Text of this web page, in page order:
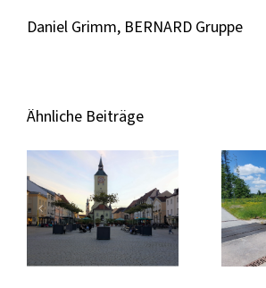
Daniel Grimm, BERNARD Gruppe
Ähnliche Beiträge